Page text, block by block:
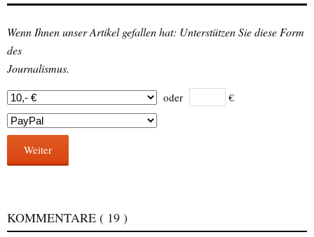
Wenn Ihnen unser Artikel gefallen hat: Unterstützen Sie diese Form
des
Journalismus.
oder €
Weiter
KOMMENTARE ( 19 )